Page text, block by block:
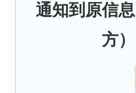
通知到原信
方